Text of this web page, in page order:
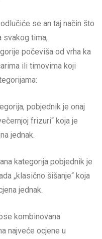
se an taj način što
svakog tima,
počeviša od vrha ka
ili timovima koji
pobjednik je onaj
frizuri“ koja je
jednak.
kategorija pobjednik je
„klasično šišanje“ koja
jednak.
kombinovana
najveće ocjene u